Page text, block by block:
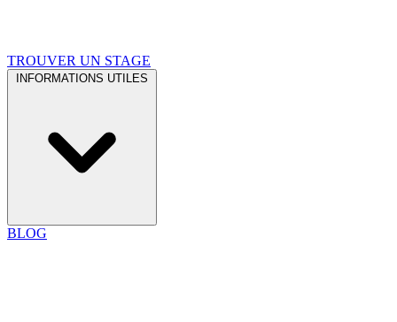
TROUVER UN STAGE
INFORMATIONS UTILES
BLOG